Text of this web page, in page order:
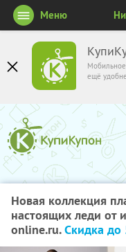
ещё
Меню
Новая коллекция
настоящих леди от
online.ru.Скидка до